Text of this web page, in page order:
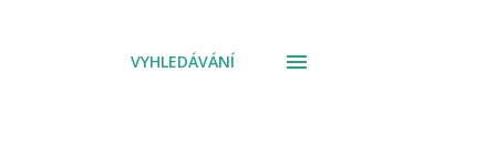
VYHLEDÁVÁNÍ